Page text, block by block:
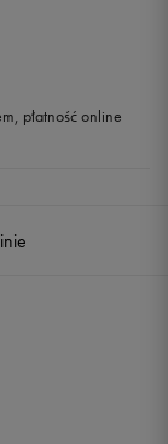
płatność online